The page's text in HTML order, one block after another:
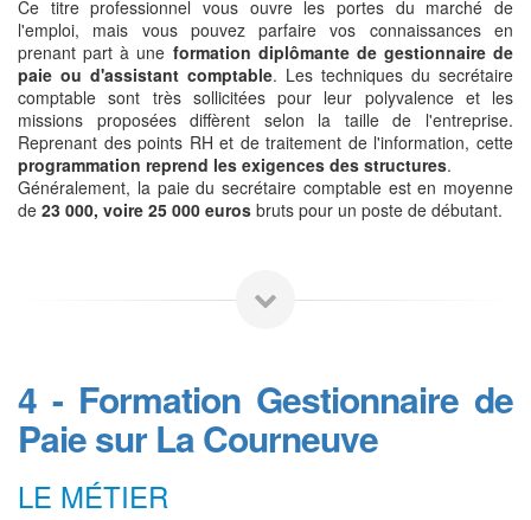
Ce titre professionnel vous ouvre les portes du marché de
l'emploi, mais vous pouvez parfaire vos connaissances en
prenant part à une formation diplômante de gestionnaire de
paie ou d'assistant comptable. Les techniques du secrétaire
comptable sont très sollicitées pour leur polyvalence et les
missions proposées diffèrent selon la taille de l'entreprise.
Reprenant des points RH et de traitement de l'information, cette
programmation reprend les exigences des structures.
Généralement, la paie du secrétaire comptable est en moyenne
de 23 000, voire 25 000 euros bruts pour un poste de débutant.
4 - Formation Gestionnaire de
Paie sur La Courneuve
LE MÉTIER